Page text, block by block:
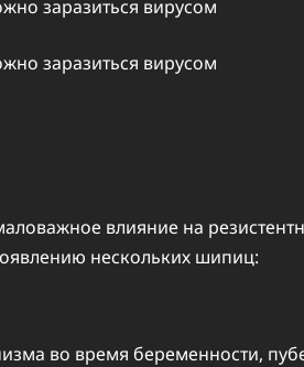
влияние на
нескольких шипиц:
во время беременности,